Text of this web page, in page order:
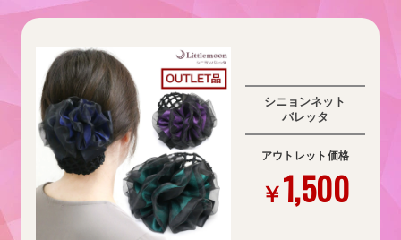
シニョンネット
バレッタ
アウトレット価格
￥1,500